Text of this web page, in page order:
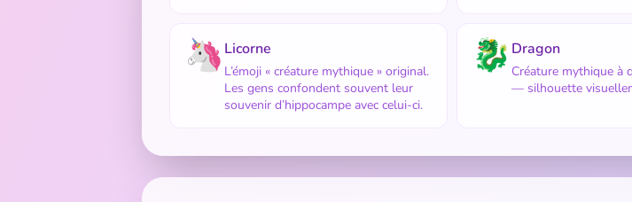
🦄 Licorne
L’émoji « créature mythique » original.
Les gens confondent souvent leur
souvenir d’hippocampe avec celui-ci.
🐉 Dragon
Créature mythique à
— silhouette